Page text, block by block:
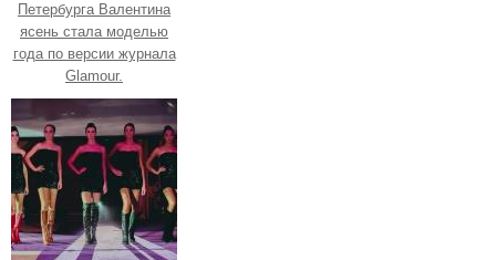
Петербурга Валентина
ясень стала моделью
года по версии журнала
Glamour.